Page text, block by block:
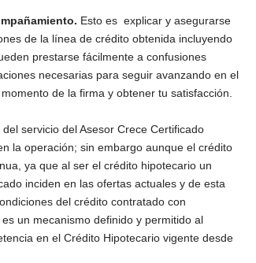
Esto es explicar y asegurarse
de la línea de crédito obtenida incluyendo
prestarse fácilmente a confusiones
necesarias para seguir avanzando en el
de la firma y obtener tu satisfacción.
servicio del Asesor Crece Certificado
la operación; sin embargo aunque el crédito
ya que al ser el crédito hipotecario un
inciden en las ofertas actuales y de esta
del crédito contratado con
un mecanismo definido y permitido al
en el Crédito Hipotecario vigente desde